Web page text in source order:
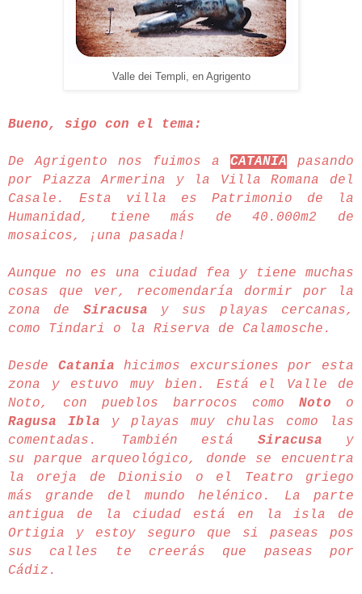
Valle dei Templi, en Agrigento
Bueno, sigo con el tema:
De Agrigento nos fuimos a CATANIA pasando
por Piazza Armerina y la Villa Romana del
Casale. Esta villa es Patrimonio de la
Humanidad, tiene más de 40.000m2 de
mosaicos, ¡una pasada!
Aunque no es una ciudad fea y tiene muchas
cosas que ver, recomendaría dormir por la
zona de Siracusa y sus playas cercanas,
como Tindari o la Riserva de Calamosche.
Desde Catania hicimos excursiones por esta
zona y estuvo muy bien. Está el Valle de
Noto, con pueblos barrocos como Noto o
Ragusa Ibla y playas muy chulas como las
comentadas. También está Siracusa y
su parque arqueológico, donde se encuentra
la oreja de Dionisio o el Teatro griego
más grande del mundo helénico. La parte
antigua de la ciudad está en la isla de
Ortigia y estoy seguro que si paseas pos
sus calles te creerás que paseas por
Cádiz.